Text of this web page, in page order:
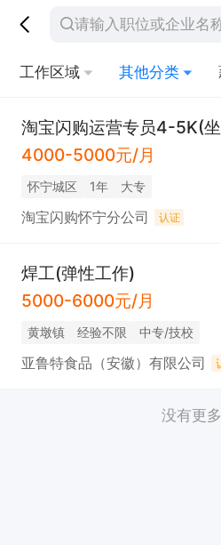
工作区域 其他分类
淘宝闪购运营专员4-5K(
4000-5000元/月
怀宁城区 1年 大专
淘宝闪购怀宁分公司 认证
焊工(弹性工作)
5000-6000元/月
黄墩镇 经验不限 中专/技校
亚鲁特食品（安徽）有限公司
没有更